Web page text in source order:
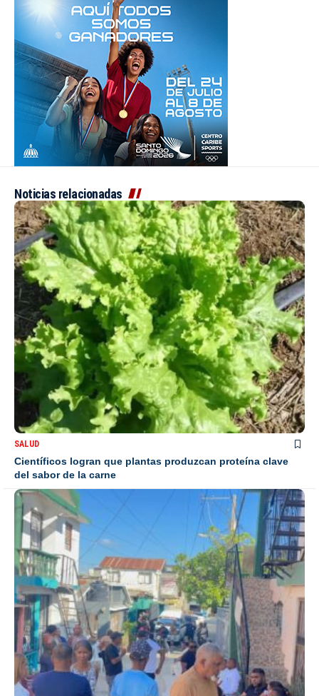
Noticias relacionadas
SALUD
Científicos logran que plantas produzcan proteína clave
del sabor de la carne